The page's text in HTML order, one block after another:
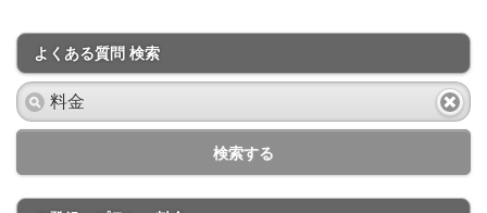
よくある質問 検索
検索する